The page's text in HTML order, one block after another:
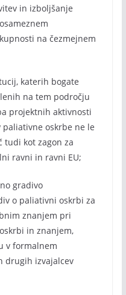
in izboljšanje
na čezmejnem
katerih bogate
na tem področju
projektnih aktivnosti
oskrbe ne le
tudi kot zagon za
ravni in ravni EU;
gradivo
o paliativni oskrbi za
znanjem pri
in znanjem,
v formalnem
drugih izvajalcev